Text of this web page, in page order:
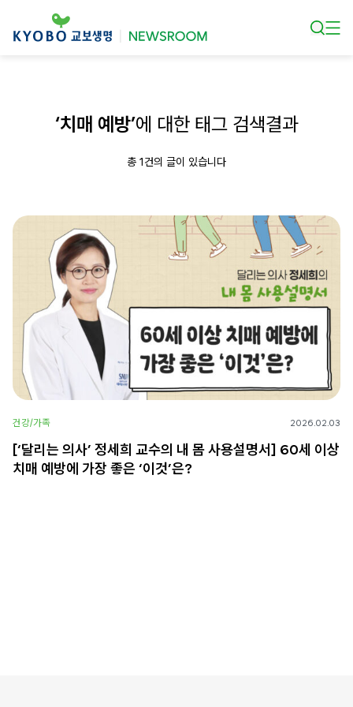
‘치매 예방’에 대한 태그 검색결과
총 1건의 글이 있습니다
건강/가족 2026.02.03
[‘달리는 의사’ 정세희 교수의 내 몸 사용설명서] 60세 이상
치매 예방에 가장 좋은 ‘이것’은?